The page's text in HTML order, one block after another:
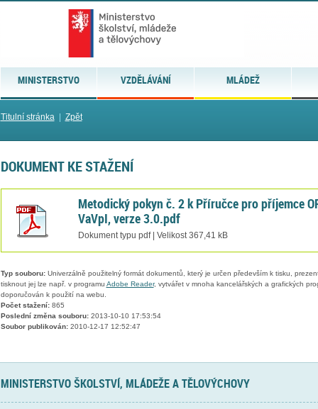
MINISTERSTVO VZDĚLÁVÁNÍ MLÁDEŽ
Titulní stránka| Zpět
DOKUMENT KE STAŽENÍ
Metodický pokyn č. 2 k Příručce pro příjemce
VaVpI, verze 3.0.pdf
Dokument typu pdf | Velikost 367,41 kB
Typ souboru:Univerzálně použitelný formát dokumentů, který je určen především k tisku,
tisknout jej lze např. v programu Adobe Reader, vytvářet v mnoha kancelářských a grafických
doporučován k použití na webu.
Počet stažení:865
Poslední změna souboru:2013-10-10 17:53:54
Soubor publikován:2010-12-17 12:52:47
MINISTERSTVO ŠKOLSTVÍ, MLÁDEŽE A TĚLOVÝCHOVY